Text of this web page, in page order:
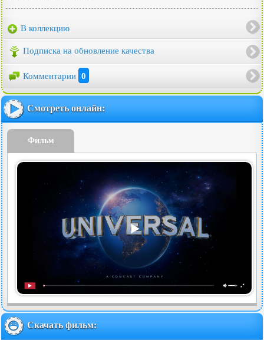
В коллекцию
Подписка на обновление качества
Комментарии 0
Смотреть онлайн:
Фильм
Скачать фильм: